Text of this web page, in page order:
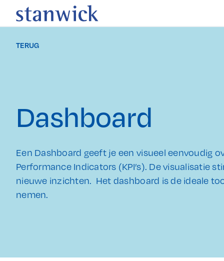
TERUG
Dashboard
Een Dashboard geeft je een visueel eenvoudig
Performance Indicators (KPI’s). De visualisatie
nieuwe inzichten. Het dashboard is de ideale
nemen.